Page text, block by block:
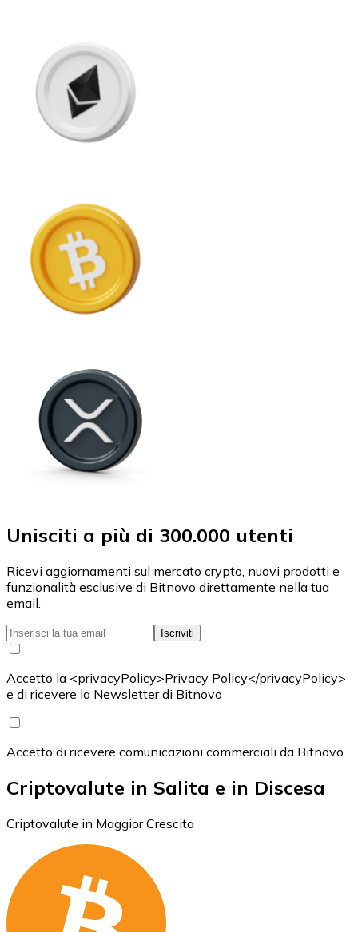
Unisciti a più di 300.000 utenti
Ricevi aggiornamenti sul mercato crypto, nuovi prodotti e
funzionalità esclusive di Bitnovo direttamente nella tua
email.
Iscriviti
Accetto la <privacyPolicy>Privacy Policy</privacyPolicy>
e di ricevere la Newsletter di Bitnovo
Accetto di ricevere comunicazioni commerciali da Bitnovo
Criptovalute in Salita e in Discesa
Criptovalute in Maggior Crescita